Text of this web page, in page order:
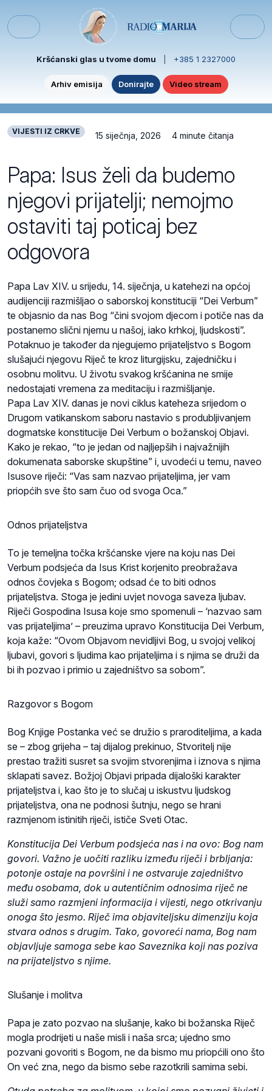
Menu
Kršćanski glas u tvome domu +385 1 2327000
Arhiv emisija Donirajte Video stream
VIJESTI IZ CRKVE 15 siječnja, 2026 4 minute čitanja
Papa: Isus želi da budemo
njegovi prijatelji; nemojmo
ostaviti taj poticaj bez
odgovora
Papa Lav XIV. u srijedu, 14. siječnja, u katehezi na općoj
audijenciji razmišljao o saborskoj konstituciji “Dei Verbum”
te objasnio da nas Bog “čini svojom djecom i potiče nas da
postanemo slični njemu u našoj, iako krhkoj, ljudskosti”.
Potaknuo je također da njegujemo prijateljstvo s Bogom
slušajući njegovu Riječ te kroz liturgijsku, zajedničku i
osobnu molitvu. U životu svakog kršćanina ne smije
nedostajati vremena za meditaciju i razmišljanje.
Papa Lav XIV. danas je novi ciklus kateheza srijedom o
Drugom vatikanskom saboru nastavio s produbljivanjem
dogmatske konstitucije Dei Verbum o božanskoj Objavi.
Kako je rekao, “to je jedan od najljepših i najvažnijih
dokumenata saborske skupštine” i, uvodeći u temu, naveo
Isusove riječi: “Vas sam nazvao prijateljima, jer vam
priopćih sve što sam čuo od svoga Oca.”
Odnos prijateljstva
To je temeljna točka kršćanske vjere na koju nas Dei
Verbum podsjeća da Isus Krist korjenito preobražava
odnos čovjeka s Bogom; odsad će to biti odnos
prijateljstva. Stoga je jedini uvjet novoga saveza ljubav.
Riječi Gospodina Isusa koje smo spomenuli – ‘nazvao sam
vas prijateljima’ – preuzima upravo Konstitucija Dei Verbum,
koja kaže: “Ovom Objavom nevidljivi Bog, u svojoj velikoj
ljubavi, govori s ljudima kao prijateljima i s njima se druži da
bi ih pozvao i primio u zajedništvo sa sobom”.
Razgovor s Bogom
Bog Knjige Postanka već se družio s praroditeljima, a kada
se – zbog grijeha – taj dijalog prekinuo, Stvoritelj nije
prestao tražiti susret sa svojim stvorenjima i iznova s njima
sklapati savez. Božjoj Objavi pripada dijaloški karakter
prijateljstva i, kao što je to slučaj u iskustvu ljudskog
prijateljstva, ona ne podnosi šutnju, nego se hrani
razmjenom istinitih riječi, ističe Sveti Otac.
Konstitucija Dei Verbum podsjeća nas i na ovo: Bog nam
govori. Važno je uočiti razliku između riječi i brbljanja:
potonje ostaje na površini i ne ostvaruje zajedništvo
među osobama, dok u autentičnim odnosima riječ ne
služi samo razmjeni informacija i vijesti, nego otkrivanju
onoga što jesmo. Riječ ima objaviteljsku dimenziju koja
stvara odnos s drugim. Tako, govoreći nama, Bog nam
objavljuje samoga sebe kao Saveznika koji nas poziva
na prijateljstvo s njime.
Slušanje i molitva
Papa je zato pozvao na slušanje, kako bi božanska Riječ
mogla prodrijeti u naše misli i naša srca; ujedno smo
pozvani govoriti s Bogom, ne da bismo mu priopćili ono što
On već zna, nego da bismo sebe razotkrili samima sebi.